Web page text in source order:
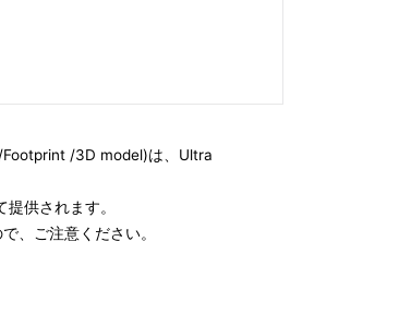
Footprint /3D model)は、Ultra
供されます。
、ご注意ください。